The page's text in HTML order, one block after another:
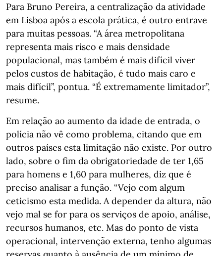
Para Bruno Pereira, a centralização da atividade
em Lisboa após a escola prática, é outro entrave
para muitas pessoas. “A área metropolitana
representa mais risco e mais densidade
populacional, mas também é mais difícil viver
pelos custos de habitação, é tudo mais caro e
mais difícil”, pontua. “É extremamente limitador”,
resume.
Em relação ao aumento da idade de entrada, o
polícia não vê como problema, citando que em
outros países esta limitação não existe. Por outro
lado, sobre o fim da obrigatoriedade de ter 1,65
para homens e 1,60 para mulheres, diz que é
preciso analisar a função. “Vejo com algum
ceticismo esta medida. A depender da altura, não
vejo mal se for para os serviços de apoio, análise,
recursos humanos, etc. Mas do ponto de vista
operacional, intervenção externa, tenho algumas